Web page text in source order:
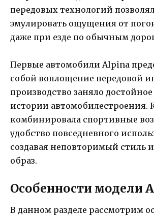
передовых технологий
эмулировать ощущения от
даже при езде по обычным
Первые автомобили Alpina
собой воплощение передовой
производство заняло
истории автомобилестроения.
комбинировала спортивные
удобство повседневного
создавая неповторимый стиль
образ.
Особенности модели
В данном разделе рассмотрим